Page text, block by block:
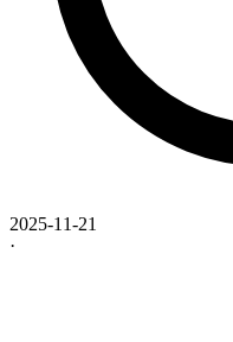
2025-11-21
·